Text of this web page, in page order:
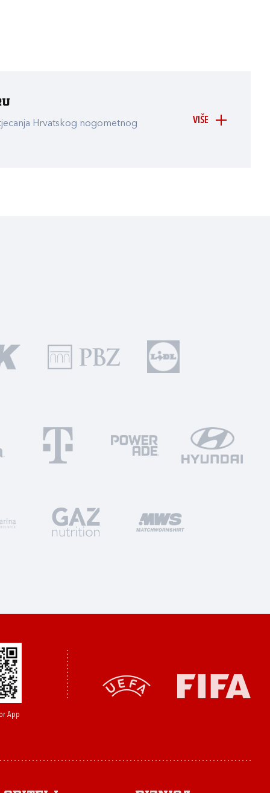
VIŠE
Hrvatskog nogometnog
App